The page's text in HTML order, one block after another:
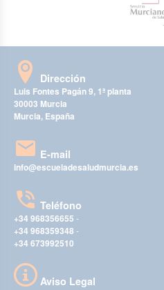
Dirección
Luis Fontes Pagán 9, 1ª planta
30003 Murcia
Murcia, España
E-mail
info@escueladesaludmurcia.es
Teléfono
+34 968356655 -
+34 968359348 -
+34 673992510
Aviso Legal